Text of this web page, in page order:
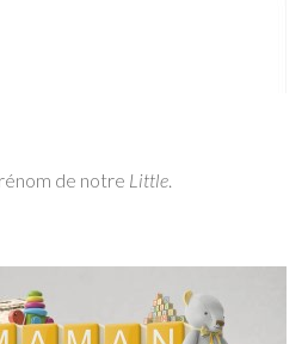
de notre Little.